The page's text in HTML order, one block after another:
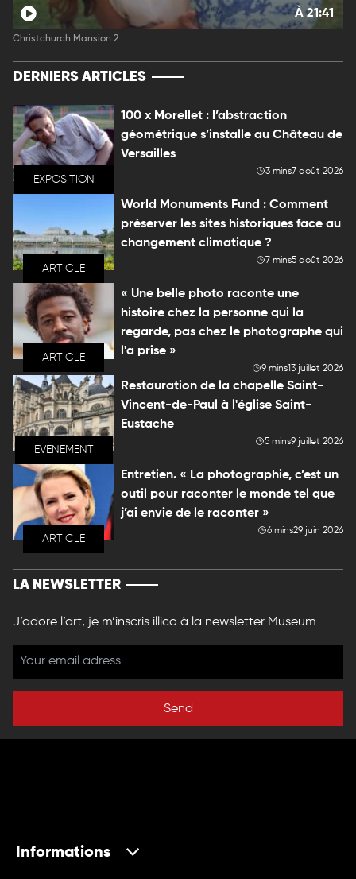
À 21:41
Christchurch Mansion 2
DERNIERS ARTICLES
EXPOSITION
100 x Morellet : l’abstraction
géométrique s’installe au Château de
Versailles
3 mins7 août 2026
ARTICLE
World Monuments Fund : Comment
préserver les sites historiques face au
changement climatique ?
7 mins5 août 2026
ARTICLE
« Une belle photo raconte une
histoire chez la personne qui la
regarde, pas chez le photographe qui
l'a prise »
9 mins13 juillet 2026
EVENEMENT
Restauration de la chapelle Saint-
Vincent-de-Paul à l'église Saint-
Eustache
5 mins9 juillet 2026
ARTICLE
Entretien. « La photographie, c’est un
outil pour raconter le monde tel que
j’ai envie de le raconter »
6 mins29 juin 2026
LA NEWSLETTER
J’adore l’art, je m’inscris illico à la newsletter Museum
Send
Informations